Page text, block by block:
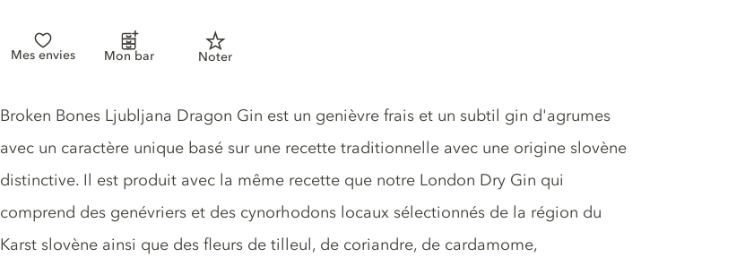
Mes envies Mon bar Noter
Description du gin
Broken Bones Ljubljana Dragon Gin est un genièvre frais et un subtil gin d'agrumes
avec un caractère unique basé sur une recette traditionnelle avec une origine slovène
distinctive. Il est produit avec la même recette que notre London Dry Gin qui
comprend des genévriers et des cynorhodons locaux sélectionnés de la région du
Karst slovène ainsi que des fleurs de tilleul, de coriandre, de cardamome,